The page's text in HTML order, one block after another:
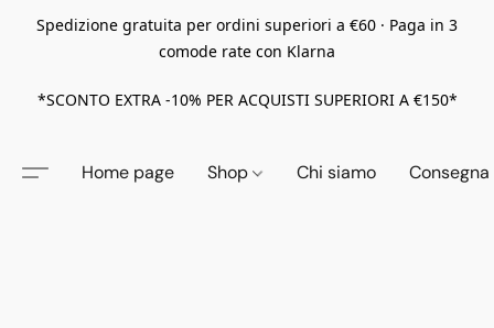
Spedizione gratuita per ordini superiori a €60 · Paga in 3
comode rate con Klarna
*SCONTO EXTRA -10% PER ACQUISTI SUPERIORI A €150*
Home page Shop Chi siamo Consegna